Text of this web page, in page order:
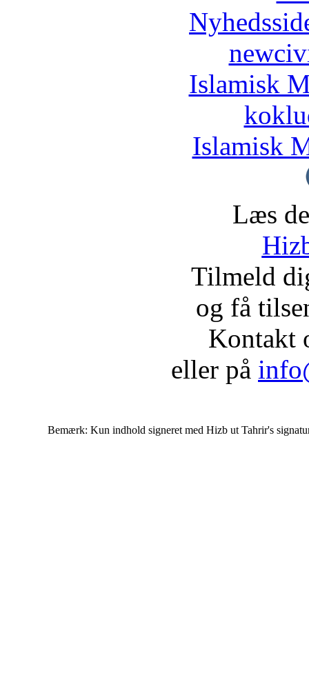
Islamisk
Islamisk
Læs
Tilmeld
og få
Kontakt
eller på
Bemærk: Kun indhold signeret med Hizb ut Tahrir's